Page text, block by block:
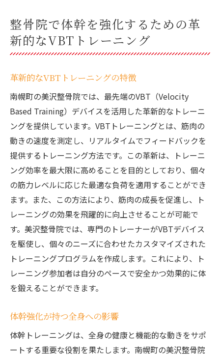
整骨院のプロによる個別サポートの重要性
VBTトレーニングが提供する未来の健康像
整骨院で体幹を強化するための革
新的なVBTトレーニング
革新的なVBTトレーニングの特徴
南幌町の美沢整骨院では、最先端のVBT（Velocity
Based Training）デバイスを活用した革新的なトレーニ
ングを提供しています。VBTトレーニングとは、筋肉の
動きの速度を測定し、リアルタイムでフィードバックを
提供するトレーニング方法です。この革新は、トレーニ
ング効率を最大限に高めることを目的としており、個々
の筋力レベルに応じた最適な負荷を適用することができ
ます。また、この方法により、筋肉の成長を促進し、ト
レーニングの効果を飛躍的に向上させることが可能で
す。美沢整骨院では、専門のトレーナーがVBTデバイス
を駆使し、個々のニーズに合わせたカスタマイズされた
トレーニングプログラムを作成します。これにより、ト
レーニング参加者は自分のペースで安全かつ効果的に体
を鍛えることができます。
体幹強化が持つ全身への影響
体幹トレーニングは、全身の健康と機能的な動きをサポ
ートする重要な役割を果たします。南幌町の美沢整骨院